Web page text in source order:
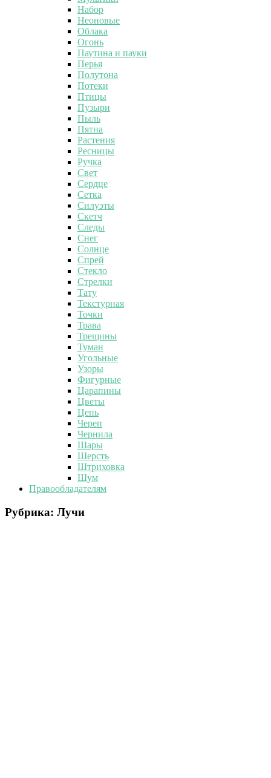
Набор
Неоновые
Облака
Огонь
Паутина и пауки
Перья
Полутона
Потеки
Птицы
Пузыри
Пыль
Пятна
Растения
Ресницы
Ручка
Свет
Сердце
Сетка
Силуэты
Скетч
Следы
Снег
Солнце
Спрей
Стекло
Стрелки
Тату
Текстурная
Точки
Трава
Трещины
Туман
Угольные
Узоры
Фигурные
Царапины
Цветы
Цепь
Череп
Чернила
Шары
Шерсть
Штриховка
Шум
Правообладателям
Рубрика: Лучи